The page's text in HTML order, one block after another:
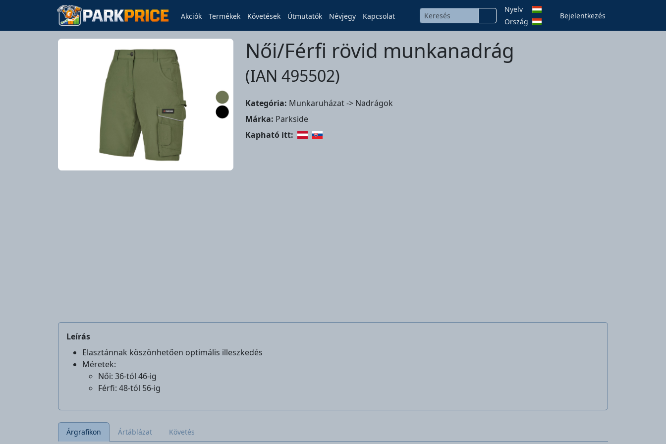
Akciók Termékek Követések Útmutatók Névjegy Kapcsolat
Nyelv
Ország
Bejelentkezés
Női/Férfi rövid munkanadrág
(IAN 495502)
Kategória: Munkaruházat -> Nadrágok
Márka: Parkside
Kapható itt:
Leírás
Elasztánnak köszönhetően optimális illeszkedés
Méretek:
Női: 36-tól 46-ig
Férfi: 48-tól 56-ig
Árgrafikon Ártáblázat Követés